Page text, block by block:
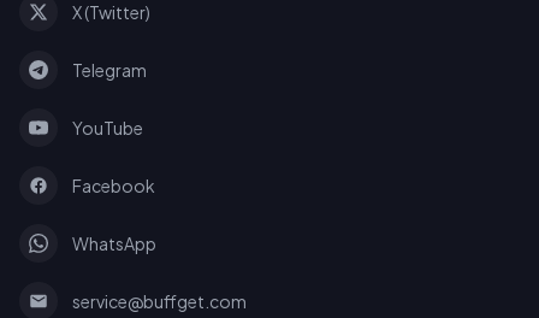
X (Twitter)
Telegram
YouTube
Facebook
WhatsApp
service@buffget.com